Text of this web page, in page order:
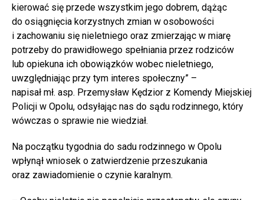
kierować się przede wszystkim jego dobrem, dążąc
do osiągnięcia korzystnych zmian w osobowości
i zachowaniu się nieletniego oraz zmierzając w miarę
potrzeby do prawidłowego spełniania przez rodziców
lub opiekuna ich obowiązków wobec nieletniego,
uwzględniając przy tym interes społeczny” –
napisał mł. asp. Przemysław Kędzior z Komendy Miejskiej
Policji w Opolu, odsyłając nas do sądu rodzinnego, który
wówczas o sprawie nie wiedział.
Na początku tygodnia do sadu rodzinnego w Opolu
wpłynął wniosek o zatwierdzenie przeszukania
oraz zawiadomienie o czynie karalnym.